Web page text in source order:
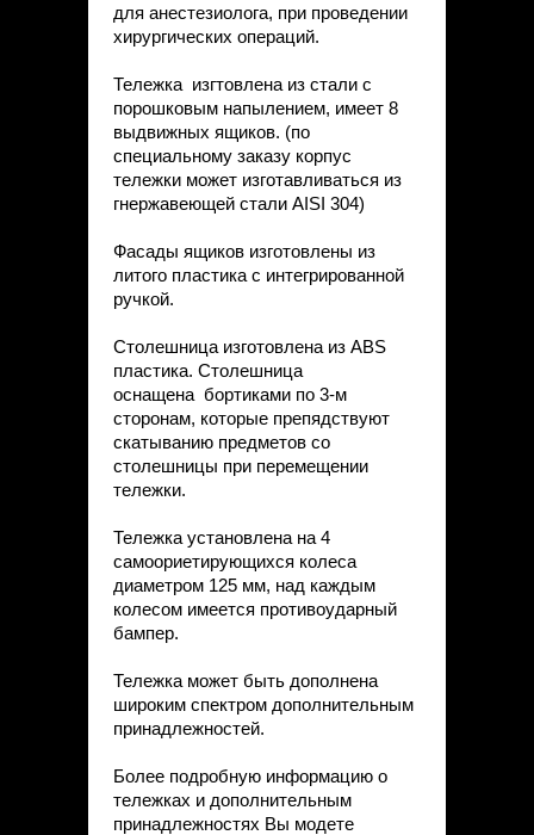
для анестезиолога, при проведении
хирургических операций.
Тележка изгтовлена из стали с
порошковым напылением, имеет 8
выдвижных ящиков. (по
специальному заказу корпус
тележки может изготавливаться из
гнержавеющей стали AISI 304)
Фасады ящиков изготовлены из
литого пластика с интегрированной
ручкой.
Столешница изготовлена из ABS
пластика. Столешница
оснащена бортиками по 3-м
сторонам, которые препядствуют
скатыванию предметов со
столешницы при перемещении
тележки.
Тележка установлена на 4
самоориетирующихся колеса
диаметром 125 мм, над каждым
колесом имеется противоударный
бампер.
Тележка может быть дополнена
широким спектром дополнительным
принадлежностей.
Более подробную информацию о
тележках и дополнительным
принадлежностях Вы модете